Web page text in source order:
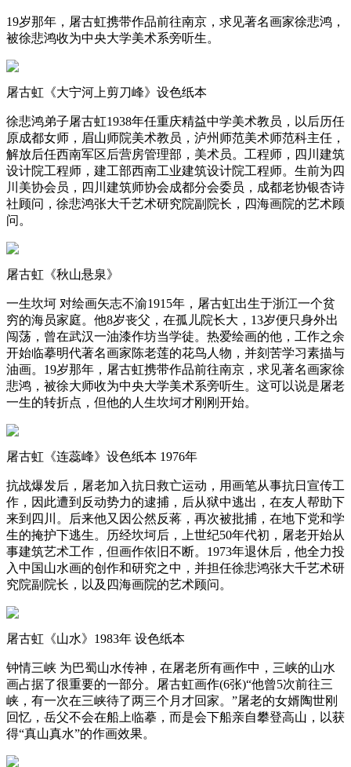
19岁那年，屠古虹携带作品前往南京，求见著名画家徐悲鸿，
被徐悲鸿收为中央大学美术系旁听生。
屠古虹《大宁河上剪刀峰》设色纸本
徐悲鸿弟子屠古虹1938年任重庆精益中学美术教员，以后历任
原成都女师，眉山师院美术教员，泸州师范美术师范科主任，
解放后任西南军区后营房管理部，美术员。工程师，四川建筑
设计院工程师，建工部西南工业建筑设计院工程师。生前为四
川美协会员，四川建筑师协会成都分会委员，成都老协银杏诗
社顾问，徐悲鸿张大千艺术研究院副院长，四海画院的艺术顾
问。
屠古虹《秋山悬泉》
一生坎坷 对绘画矢志不渝1915年，屠古虹出生于浙江一个贫
穷的海员家庭。他8岁丧父，在孤儿院长大，13岁便只身外出
闯荡，曾在武汉一油漆作坊当学徒。热爱绘画的他，工作之余
开始临摹明代著名画家陈老莲的花鸟人物，并刻苦学习素描与
油画。19岁那年，屠古虹携带作品前往南京，求见著名画家徐
悲鸿，被徐大师收为中央大学美术系旁听生。这可以说是屠老
一生的转折点，但他的人生坎坷才刚刚开始。
屠古虹《连蕊峰》设色纸本 1976年
抗战爆发后，屠老加入抗日救亡运动，用画笔从事抗日宣传工
作，因此遭到反动势力的逮捕，后从狱中逃出，在友人帮助下
来到四川。后来他又因公然反蒋，再次被批捕，在地下党和学
生的掩护下逃生。历经坎坷后，上世纪50年代初，屠老开始从
事建筑艺术工作，但画作依旧不断。1973年退休后，他全力投
入中国山水画的创作和研究之中，并担任徐悲鸿张大千艺术研
究院副院长，以及四海画院的艺术顾问。
屠古虹《山水》1983年 设色纸本
钟情三峡 为巴蜀山水传神，在屠老所有画作中，三峡的山水
画占据了很重要的一部分。屠古虹画作(6张)“他曾5次前往三
峡，有一次在三峡待了两三个月才回家。”屠老的女婿陶世刚
回忆，岳父不会在船上临摹，而是会下船亲自攀登高山，以获
得“真山真水”的作画效果。